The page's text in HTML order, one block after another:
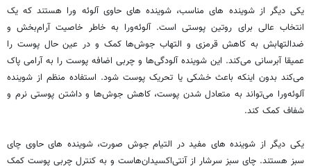
یکی دیگر از شوینده های مناسب، شوینده های حاوی آلوئه ورا هستند که یک
انتخاب عالی برای روتین پوستی است. آلوئه‌ورا به خاطر خاصیت آرام‌بخش و
ضدالتهابش به کاهش قرمزی و التهاب جوش‌ها کمک و در عین حال پوست را
عمیقا آبرسانی می‌کند. این شوینده آلودگی‌ها و چربی اضافه پوست را به آرامی پاک
می‌کند بدون اینکه باعث خشکی یا تحریک پوست شود. استفاده منظم از شوینده
آلوئه‌ورا می‌تواند به متعادل شدن پوست، کاهش جوش‌ها و داشتن پوستی نرم و
شفاف کمک کند.
یکی دیگر از شوینده های مفید در التیام جوش صورت، شوینده های حاوی چای
سبز هستند. چای سبز سرشار از آنتی‌اکسیدان‌هاست و به کنترل چربی پوست کمک